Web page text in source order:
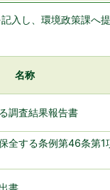
入し、環境政策課へ
名称
調査結果報告書
全する条例第46条第1
書